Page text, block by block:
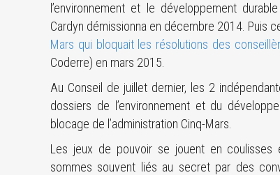
l’environnement et le développement
Cardyn démissionna en décembre 2014. Puis
Mars qui bloquait les résolutions des
Coderre) en mars 2015.
Au Conseil de juillet dernier, les 2
dossiers de l’environnement et du
blocage de l’administration Cinq-Mars.
Les jeux de pouvoir se jouent en coulisses
sommes souvent liés au secret par des